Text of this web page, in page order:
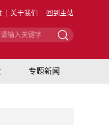
关于我们 回到主站
专题新闻